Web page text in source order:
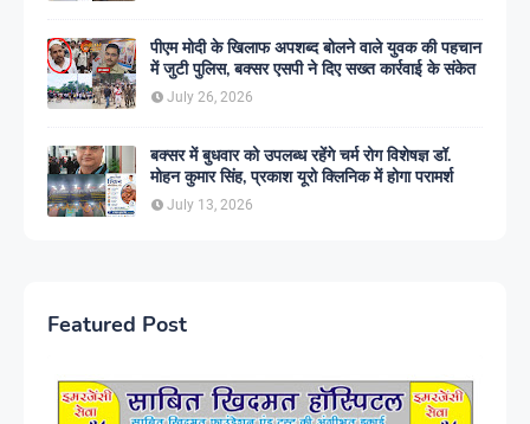
पीएम मोदी के खिलाफ अपशब्द बोलने वाले युवक की पहचान
में जुटी पुलिस, बक्सर एसपी ने दिए सख्त कार्रवाई के संकेत
July 26, 2026
बक्सर में बुधवार को उपलब्ध रहेंगे चर्म रोग विशेषज्ञ डॉ.
मोहन कुमार सिंह, प्रकाश यूरो क्लिनिक में होगा परामर्श
July 13, 2026
Featured Post